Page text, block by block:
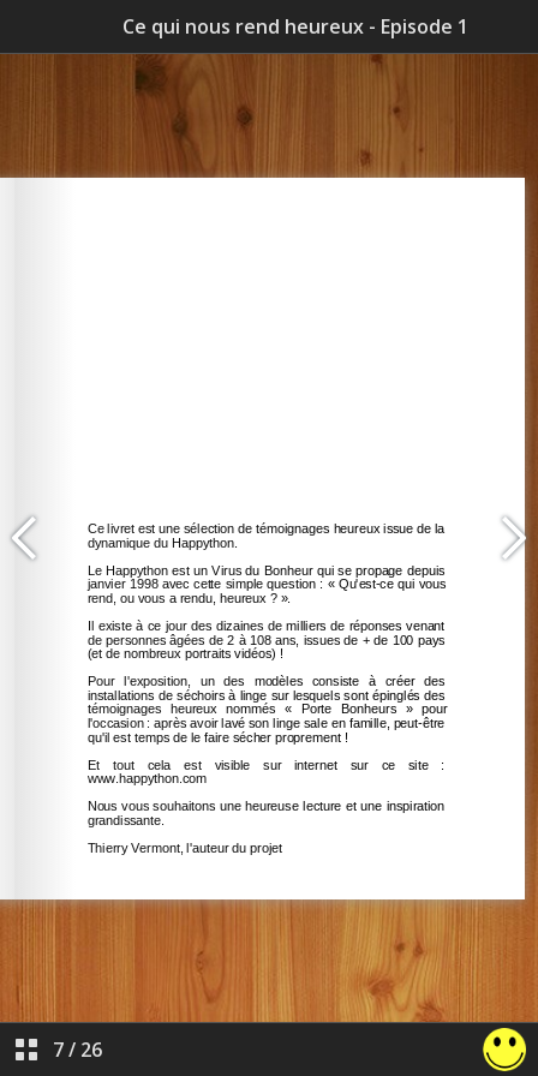
Ce qui nous rend heureux - Episode 1
7/ 26